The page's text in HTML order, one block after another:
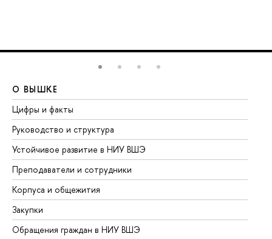
О ВЫШКЕ
Цифры и факты
Руководство и структура
Устойчивое развитие в НИУ ВШЭ
Преподаватели и сотрудники
Корпуса и общежития
Закупки
Обращения граждан в НИУ ВШЭ